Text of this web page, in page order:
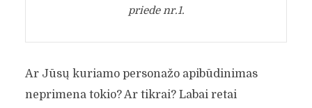
priede nr.1.
Ar Jūsų kuriamo personažo apibūdinimas
neprimena tokio? Ar tikrai? Labai retai